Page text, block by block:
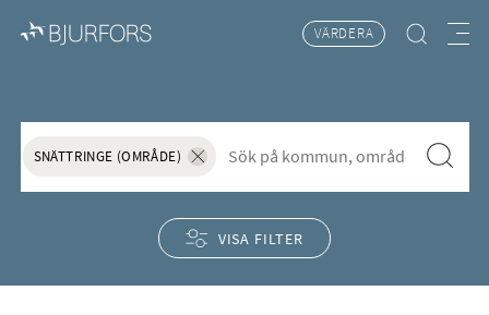
VÄRDERA
Hitta bostad
Meny
Bostäder till salu i Snättringe
SNÄTTRINGE (OMRÅDE)
Ta bort sökordet "Snättringe (Område)"
VISA FILTER